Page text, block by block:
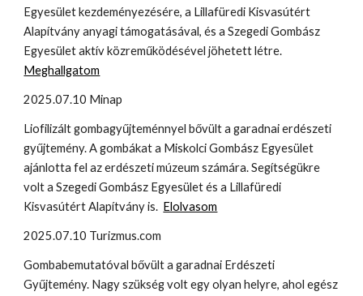
Egyesület kezdeményezésére, a Lillafüredi Kisvasútért
Alapítvány anyagi támogatásával, és a Szegedi Gombász
Egyesület aktív közreműködésével jöhetett létre.
Meghallgatom
2025.07.10 Minap
Liofilizált gombagyűjteménnyel bővült a garadnai erdészeti
gyűjtemény. A gombákat a Miskolci Gombász Egyesület
ajánlotta fel az erdészeti múzeum számára. Segítségükre
volt a Szegedi Gombász Egyesület és a Lillafüredi
Kisvasútért Alapítvány is. Elolvasom
2025.07.10 Turizmus.com
Gombabemutatóval bővült a garadnai Erdészeti
Gyűjtemény. Nagy szükség volt egy olyan helyre, ahol egész